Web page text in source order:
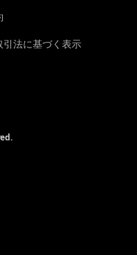
引法に基づく表示